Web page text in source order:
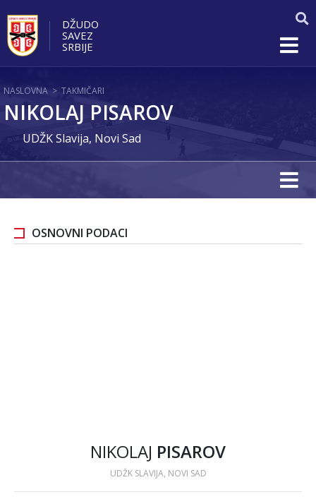
DŽUDO
SAVEZ
SRBIJE
NASLOVNA > TAKMIČARI
NIKOLAJ PISAROV
UDŽK Slavija, Novi Sad
OSNOVNI PODACI
NIKOLAJ PISAROV
UDŽK SLAVIJA, NOVI SAD